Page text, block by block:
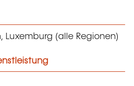
Luxemburg (alle Regionen)